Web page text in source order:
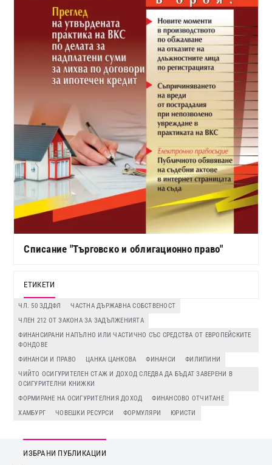
Списание "Търговско и облигационно право"
ЕТИКЕТИ
ЧЛ. 50 ЗДДФЛ
ЧАСТНА ДЪРЖАВНА СОБСТВЕНОСТ
ЧЛЕН 212 ОТ ЗАКОНА ЗА ЗАДЪЛЖЕНИЯТА
ФИНАНСИРАНИ НАПЪЛНО ИЛИ ЧАСТИЧНО СЪС СРЕДСТВА ОТ ЕВРОПЕЙСКИТЕ
ФОНДОВЕ
ФИНАНСИ И ПРАВО
ЦАНКА ЦАНКОВА ФИНАНСИ
ФИЛИПИНИ
ЧИЙТО ОСИГУРИТЕЛЕН СТАЖ И ДОХОД СЛЕДВА ДА БЪДАТ ЗАВЕРЕНИ В
ОСИГУРИТЕЛНИ КНИЖКИ
ФОРМИРАНЕ НА ОСИГУРИТЕЛНИЯ ДОХОД
ФИНАНСОВО ОТЧИТАНЕ
ХАМБУРГ
ЧОВЕШКИ РЕСУРСИ ФОРМУЛЯРИ ЮРИСТИ
ИЗБРАНИ ПУБЛИКАЦИИ